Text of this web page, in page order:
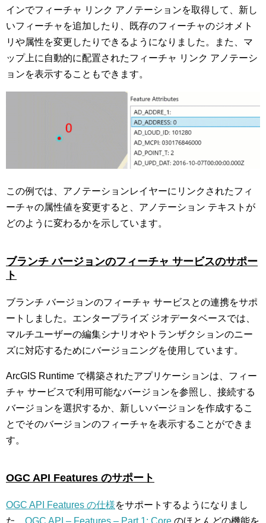
インでフィーチャ リンク アノテーションを取得して、新し
いフィーチャを追加したり、既存のフィーチャのジオメト
リや属性を変更したりできるようになりました。また、マ
ップ上に自動的に配置されたフィーチャ リンク アノテーシ
ョンを表示することもできます。
この例では、アノテーションレイヤーにリンクされたフィ
ーチャの属性値を変更すると、アノテーション テキストが
どのように変わるかを示しています。
ブランチ バージョンのフィーチャ サービスのサポー
ト
ブランチ バージョンのフィーチャ サービスとの連携をサポ
ートしました。エンタープライズ ジオデータベースでは、
マルチユーザーの編集シナリオやトランザクションのニー
ズに対応するためにバージョニングを使用しています。
ArcGIS Runtime で構築されたアプリケーションは、フィー
チャ サービスで利用可能なバージョンを参照し、接続する
バージョンを選択するか、新しいバージョンを作成するこ
とでそのバージョンのフィーチャを表示することができま
す。
OGC API Features のサポート
OGC API Features の仕様をサポートするようになりまし
た。 OGC API – Features – Part 1: Core のほとんどの機能を